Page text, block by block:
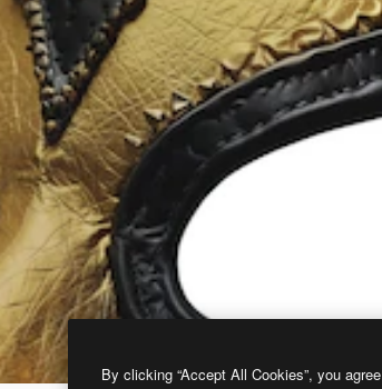
By clicking “Accept All Cookies”, you